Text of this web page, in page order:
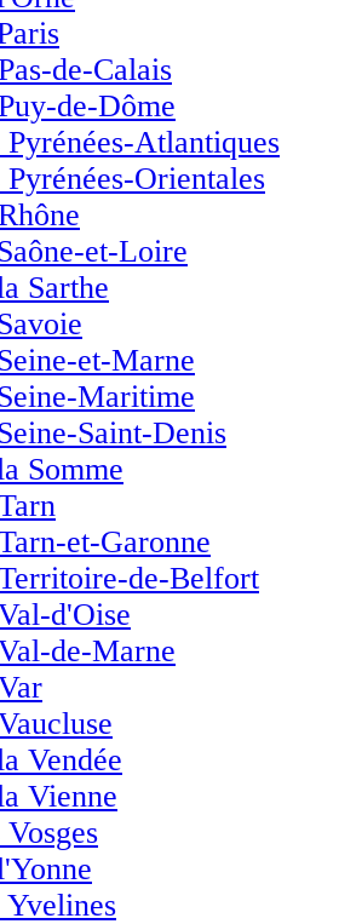
de-Calais
de-Dôme
Pyrénées-Atlantiques
Pyrénées-Orientales
et-Loire
Sarthe
et-Marne
Maritime
Saint-Denis
Somme
et-Garonne
de-Belfort
d'Oise
de-Marne
Vendée
Vienne
Yvelines